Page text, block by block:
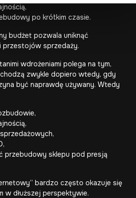
po krótkim czasie.
budżet pozwala uniknąć
przestojów sprzedaży.
wdrożeniami polega na tym,
zwykle dopiero wtedy, gdy
być naprawdę używany. Wtedy
przebudowy sklepu pod presją
bardzo często okazuje się
w dłuższej perspektywie.